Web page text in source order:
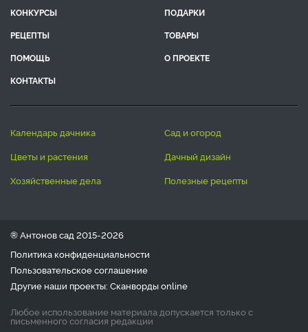
КОНКУРСЫ
ПОДАРКИ
РЕЦЕПТЫ
ТОВАРЫ
ПОМОЩЬ
О ПРОЕКТЕ
КОНТАКТЫ
календарь дачника
сад и огород
цветы и растения
дачный дизайн
хозяйственные дела
полезные рецепты
® Антонов сад 2015-2026
Политика конфиденциальности
Пользовательское соглашение
Другие наши проекты: Сканвордыonline
Любое использование материала допускается только с
письменного согласия редакции